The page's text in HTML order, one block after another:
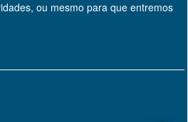
ou mesmo para que entremos